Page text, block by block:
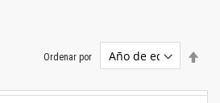
Ordenar por